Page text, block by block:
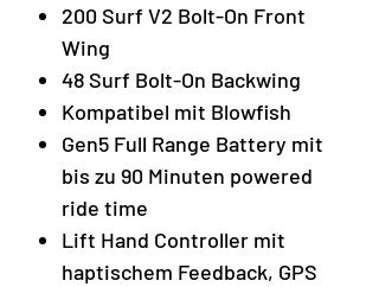
200 Surf V2 Bolt-On Front
Wing
48 Surf Bolt-On Backwing
Kompatibel mit Blowfish
Gen5 Full Range Battery mit
bis zu 90 Minuten powered
ride time
Lift Hand Controller mit
haptischem Feedback, GPS